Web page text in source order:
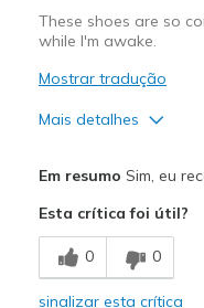
View On Shoes
These shoes are so
while I'm awake.
Mostrar tradução
Mais detalhes
Breathe Well
Comfortable
Em resumo Sim, eu
Esta crítica foi útil?
0 0
sinalizar esta crítica